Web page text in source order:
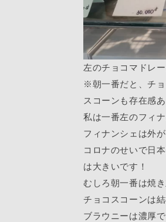
左のチョコマドレ
※朝一番だと、チョ
スコーンも存在感あ
私は一番左のフィ
フィナンシェは外
コロナのせいで日
は大きいです！
むしろ朝一番は焼
チョコスコーンは
ブラウニーは濃厚